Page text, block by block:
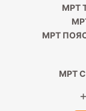
МРТ
МРТ
МРТ